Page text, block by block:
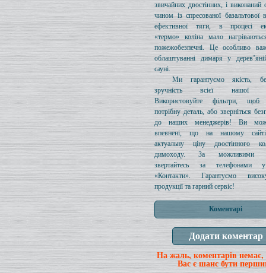
звичайних двостінних, і виконаний
чином із спресованої базальтової
ефективної тяги, в процесі
«термо» коліна мало
пожежобезпечні. Це особливо
облаштуванні димаря у
сауні.
Ми гарантуємо якість,
зручність всієї нашої
Використовуйте фільтри, щоб
потрібну деталь, або зверніться
до наших менеджерів! Ви
впевнені, що на нашому
актуальну ціну двостінного
димоходу. За можливими
звертайтесь за телефонами
«Контакти». Гарантуємо
продукції та гарний сервіс!
Коментарі
На жаль, коментарів немає,
Вас є шанс бути